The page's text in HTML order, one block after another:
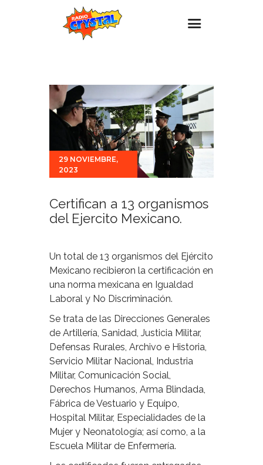
Estaciones
Eventos
Promociones
Noticias
Para ti
29 NOVIEMBRE,
2023
Certifican a 13 organismos
del Ejercito Mexicano.
Un total de 13 organismos del Ejército
Mexicano recibieron la certificación en
una norma mexicana en Igualdad
Laboral y No Discriminación.
Se trata de las Direcciones Generales
de Artillería, Sanidad, Justicia Militar,
Defensas Rurales, Archivo e Historia,
Servicio Militar Nacional, Industria
Militar, Comunicación Social,
Derechos Humanos, Arma Blindada,
Fábrica de Vestuario y Equipo,
Hospital Militar, Especialidades de la
Mujer y Neonatología; así como, a la
Escuela Militar de Enfermería.